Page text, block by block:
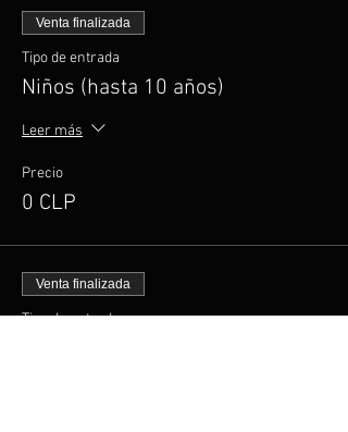
Venta finalizada
Tipo de entrada
Niños (hasta 10 años)
Leer más
Precio
0 CLP
Venta finalizada
Tipo de entrada